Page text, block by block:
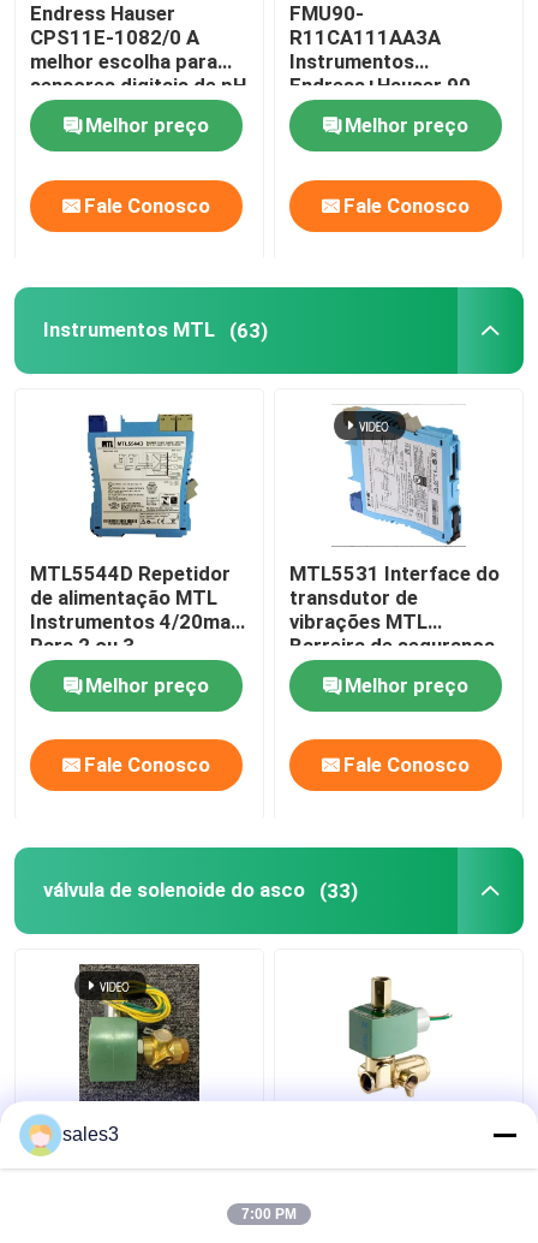
Endress Hauser
CPS11E-1082/0 A
melhor escolha para
sensores digitais de pH
em ambientes
industriaisMelhor preço
Fale Conosco
FMU90-
R11CA111AA3A
Instrumentos
Endress+Hauser 90-
253VAC Área não
perigosaMelhor preço
Fale Conosco
Instrumentos MTL (63)
MTL5544D Repetidor
de alimentação MTL
Instrumentos 4/20ma
Para 2 ou 3
transmissores de fio
Duas saídasMelhor preço
Fale Conosco
MTL5531 Interface do
transdutor de
vibrações MTL
Barreira de segurança
Melhor preço
Fale Conosco
válvula de solenoide do asco (33)
24 VDC Nivel de
alimentação de entrada
Emerson ASCO válvulas
Volts DC
sales3
7:00 PM